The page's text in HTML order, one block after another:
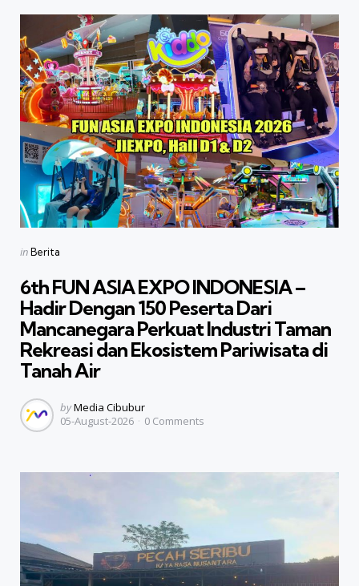
Categories
Posted
inBerita
6th FUN ASIA EXPO INDONESIA –
Hadir Dengan 150 Peserta Dari
Mancanegara Perkuat Industri Taman
Rekreasi dan Ekosistem Pariwisata di
Tanah Air
Posted
by
byMedia Cibubur
05-August-2026
0 Comments